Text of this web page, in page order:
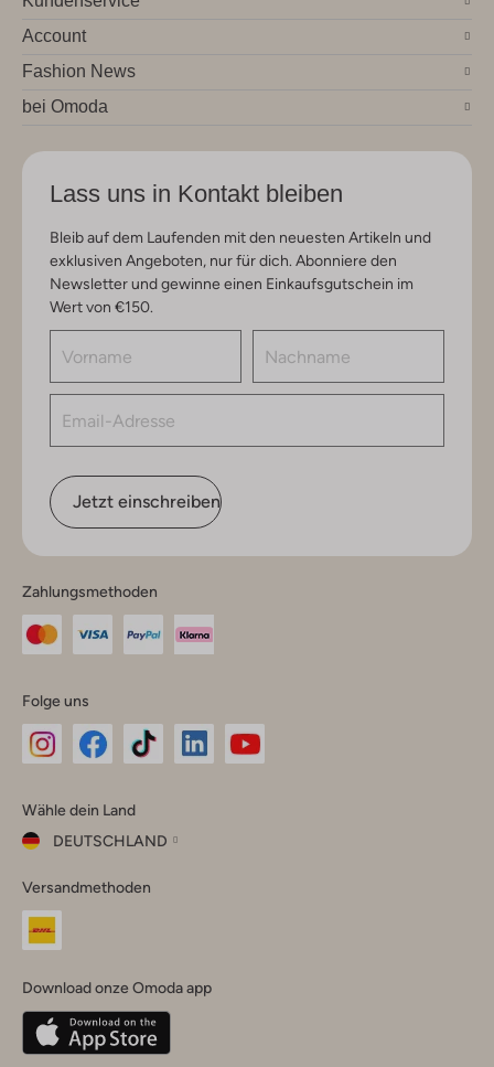
Account
Fashion News
bei Omoda
Lass uns in Kontakt bleiben
Bleib auf dem Laufenden mit den neuesten Artikeln und
exklusiven Angeboten, nur für dich. Abonniere den
Newsletter und gewinne einen Einkaufsgutschein im
Wert von €150.
Jetzt einschreiben
Zahlungsmethoden
Folge uns
Instagram
Facebook
TikTok
Wähle dein Land
DEUTSCHLAND
dein
Land
Belgique(Français)
Deutschland
Versandmethoden
Download onze Omoda app